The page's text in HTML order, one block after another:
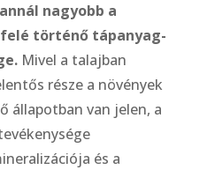
nagyobb a
történő tápanyag-
Mivel a talajban
része a növények
állapotban van jelen, a
és a